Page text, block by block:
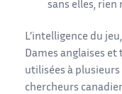
sans elles, rien
L’intelligence du
Dames anglaises
utilisées à
chercheurs